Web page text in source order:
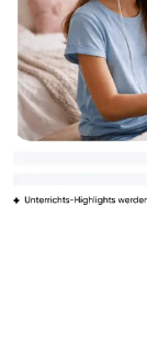
/ Piano / Flügel
/ Piano / Flügel